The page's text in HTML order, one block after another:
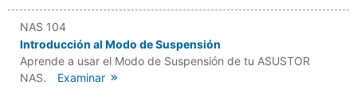
NAS 104
Introducción al Modo de Suspensión
Aprende a usar el Modo de Suspensión de tu ASUSTOR
NAS.
Examinar